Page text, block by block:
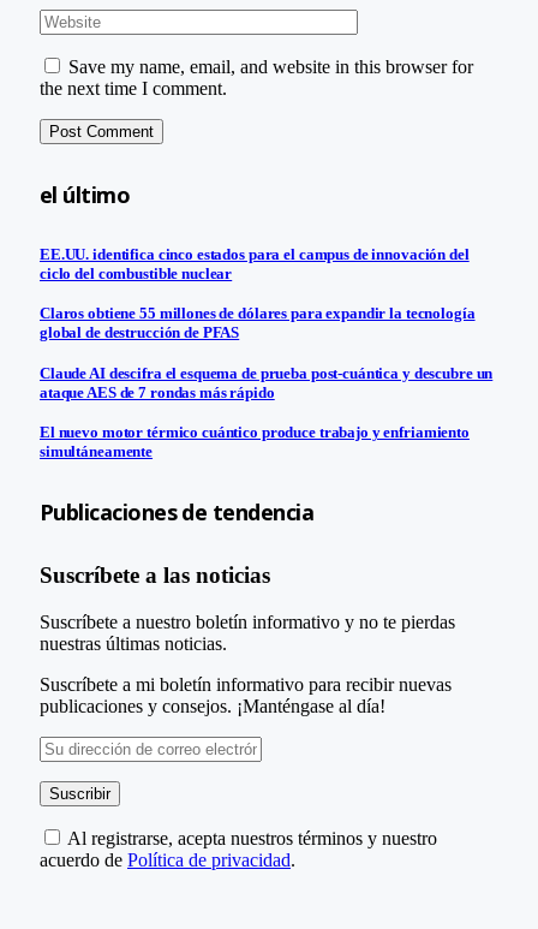
Save my name, email, and website in this browser for
the next time I comment.
el último
EE.UU. identifica cinco estados para el campus de innovación del
ciclo del combustible nuclear
Claros obtiene 55 millones de dólares para expandir la tecnología
global de destrucción de PFAS
Claude AI descifra el esquema de prueba post-cuántica y descubre un
ataque AES de 7 rondas más rápido
El nuevo motor térmico cuántico produce trabajo y enfriamiento
simultáneamente
Publicaciones de tendencia
Suscríbete a las noticias
Suscríbete a nuestro boletín informativo y no te pierdas
nuestras últimas noticias.
Suscríbete a mi boletín informativo para recibir nuevas
publicaciones y consejos. ¡Manténgase al día!
Al registrarse, acepta nuestros términos y nuestro
acuerdo de Política de privacidad.